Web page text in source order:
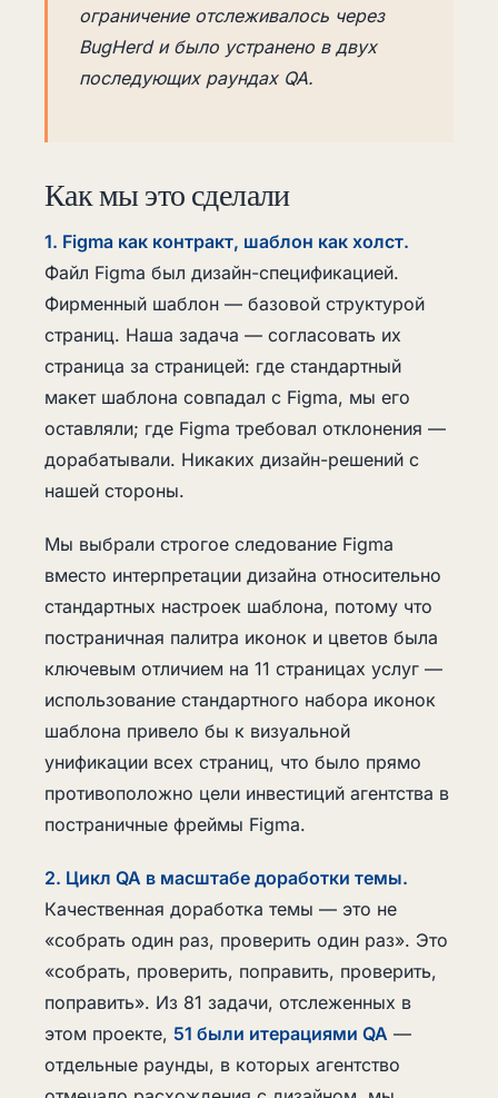
ограничение отслеживалось через
BugHerd и было устранено в двух
последующих раундах QA.
Как мы это сделали
1. Figma как контракт, шаблон как холст.
Файл Figma был дизайн-спецификацией.
Фирменный шаблон — базовой структурой
страниц. Наша задача — согласовать их
страница за страницей: где стандартный
макет шаблона совпадал с Figma, мы его
оставляли; где Figma требовал отклонения —
дорабатывали. Никаких дизайн-решений с
нашей стороны.
Мы выбрали строгое следование Figma
вместо интерпретации дизайна относительно
стандартных настроек шаблона, потому что
постраничная палитра иконок и цветов была
ключевым отличием на 11 страницах услуг —
использование стандартного набора иконок
шаблона привело бы к визуальной
унификации всех страниц, что было прямо
противоположно цели инвестиций агентства в
постраничные фреймы Figma.
2. Цикл QA в масштабе доработки темы.
Качественная доработка темы — это не
«собрать один раз, проверить один раз». Это
«собрать, проверить, поправить, проверить,
поправить». Из 81 задачи, отслеженных в
этом проекте, 51 были итерациями QA —
отдельные раунды, в которых агентство